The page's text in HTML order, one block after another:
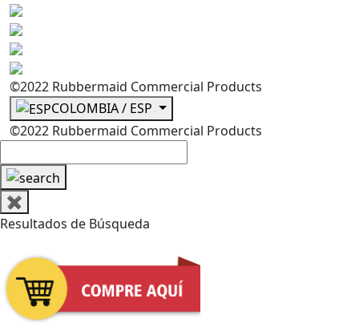
©2022 Rubbermaid Commercial Products
COLOMBIA / ESP
©2022 Rubbermaid Commercial Products
✖
Resultados de Búsqueda